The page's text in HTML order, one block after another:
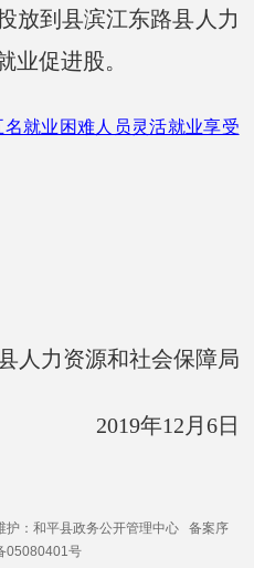
放到县滨江东路县人力
业促进股。
就业困难人员灵活就业享受
人力资源和社会保障局
2019年12 月 6日
：和平县政务公开管理中心 备案序
05080401号